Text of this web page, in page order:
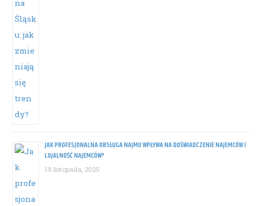
JAK PROFESJONALNA OBSŁUGA NAJMU WPŁYWA NA DOŚWIADCZENIE NAJEMCÓW I
LOJALNOŚĆ NAJEMCÓW?
19 listopada, 2025